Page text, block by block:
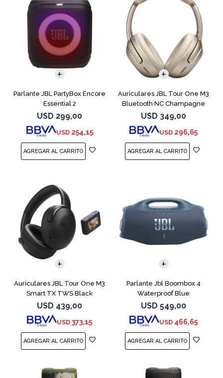
Parlante JBL PartyBox Encore
Essential 2
USD 299,00
USD 254,15
Auriculares JBL Tour One M3
Bluetooth NC Champagne
USD 349,00
USD 296,65
Auriculares JBL Tour One M3
Smart TX TWS Black
USD 439,00
USD 373,15
Parlante Jbl Boombox 4
Waterproof Blue
USD 549,00
USD 466,65